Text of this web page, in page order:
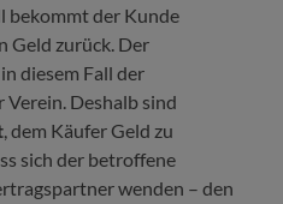
bekommt der Kunde
Geld zurück. Der
diesem Fall der
Deshalb sind
, dem Käufer Geld zu
sich der betroffene
wenden – den